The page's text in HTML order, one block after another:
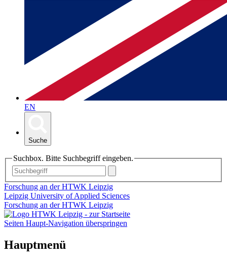
EN
Suche
Suchbox. Bitte Suchbegriff eingeben.
Forschung an der HTWK Leipzig
Leipzig University of Applied Sciences
Forschung an der HTWK Leipzig
Seiten Haupt-Navigation überspringen
Hauptmenü